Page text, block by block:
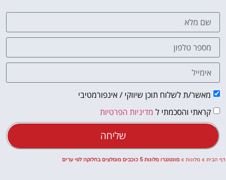
פה!
מאשר/ת לשלוח תוכן שיווקי / אינפורמטיבי
קראתי והסכמתי ל מדיניות הפרטיות
שליחה
דף הבית » מלונות » מונטנגרו מלונות 5 כוכבים מומלצים בחלוקה לפי ערים